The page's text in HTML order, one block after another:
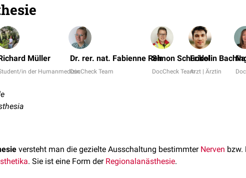
Müller
in der Humanmedizin
Dr. rer. nat. Fabienne Reh
DocCheck Team
Simon Schuckel
DocCheck Team
Fridolin
Arzt | Ärztin
versteht man die gezielte Ausschaltung bestimmter Nerven bzw.
. Sie ist eine Form der Regionalanästhesie.